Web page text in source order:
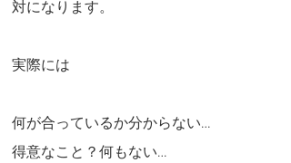
対になります。
実際には
何が合っているか分からない…
得意なこと？何もない…